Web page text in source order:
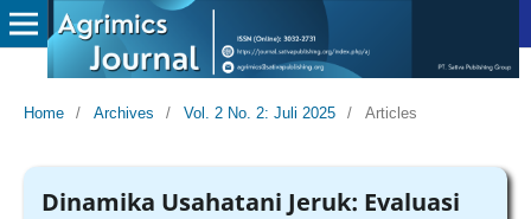
Home / Archives / Vol. 2 No. 2: Juli 2025 / Articles
Dinamika Usahatani Jeruk: Evaluasi